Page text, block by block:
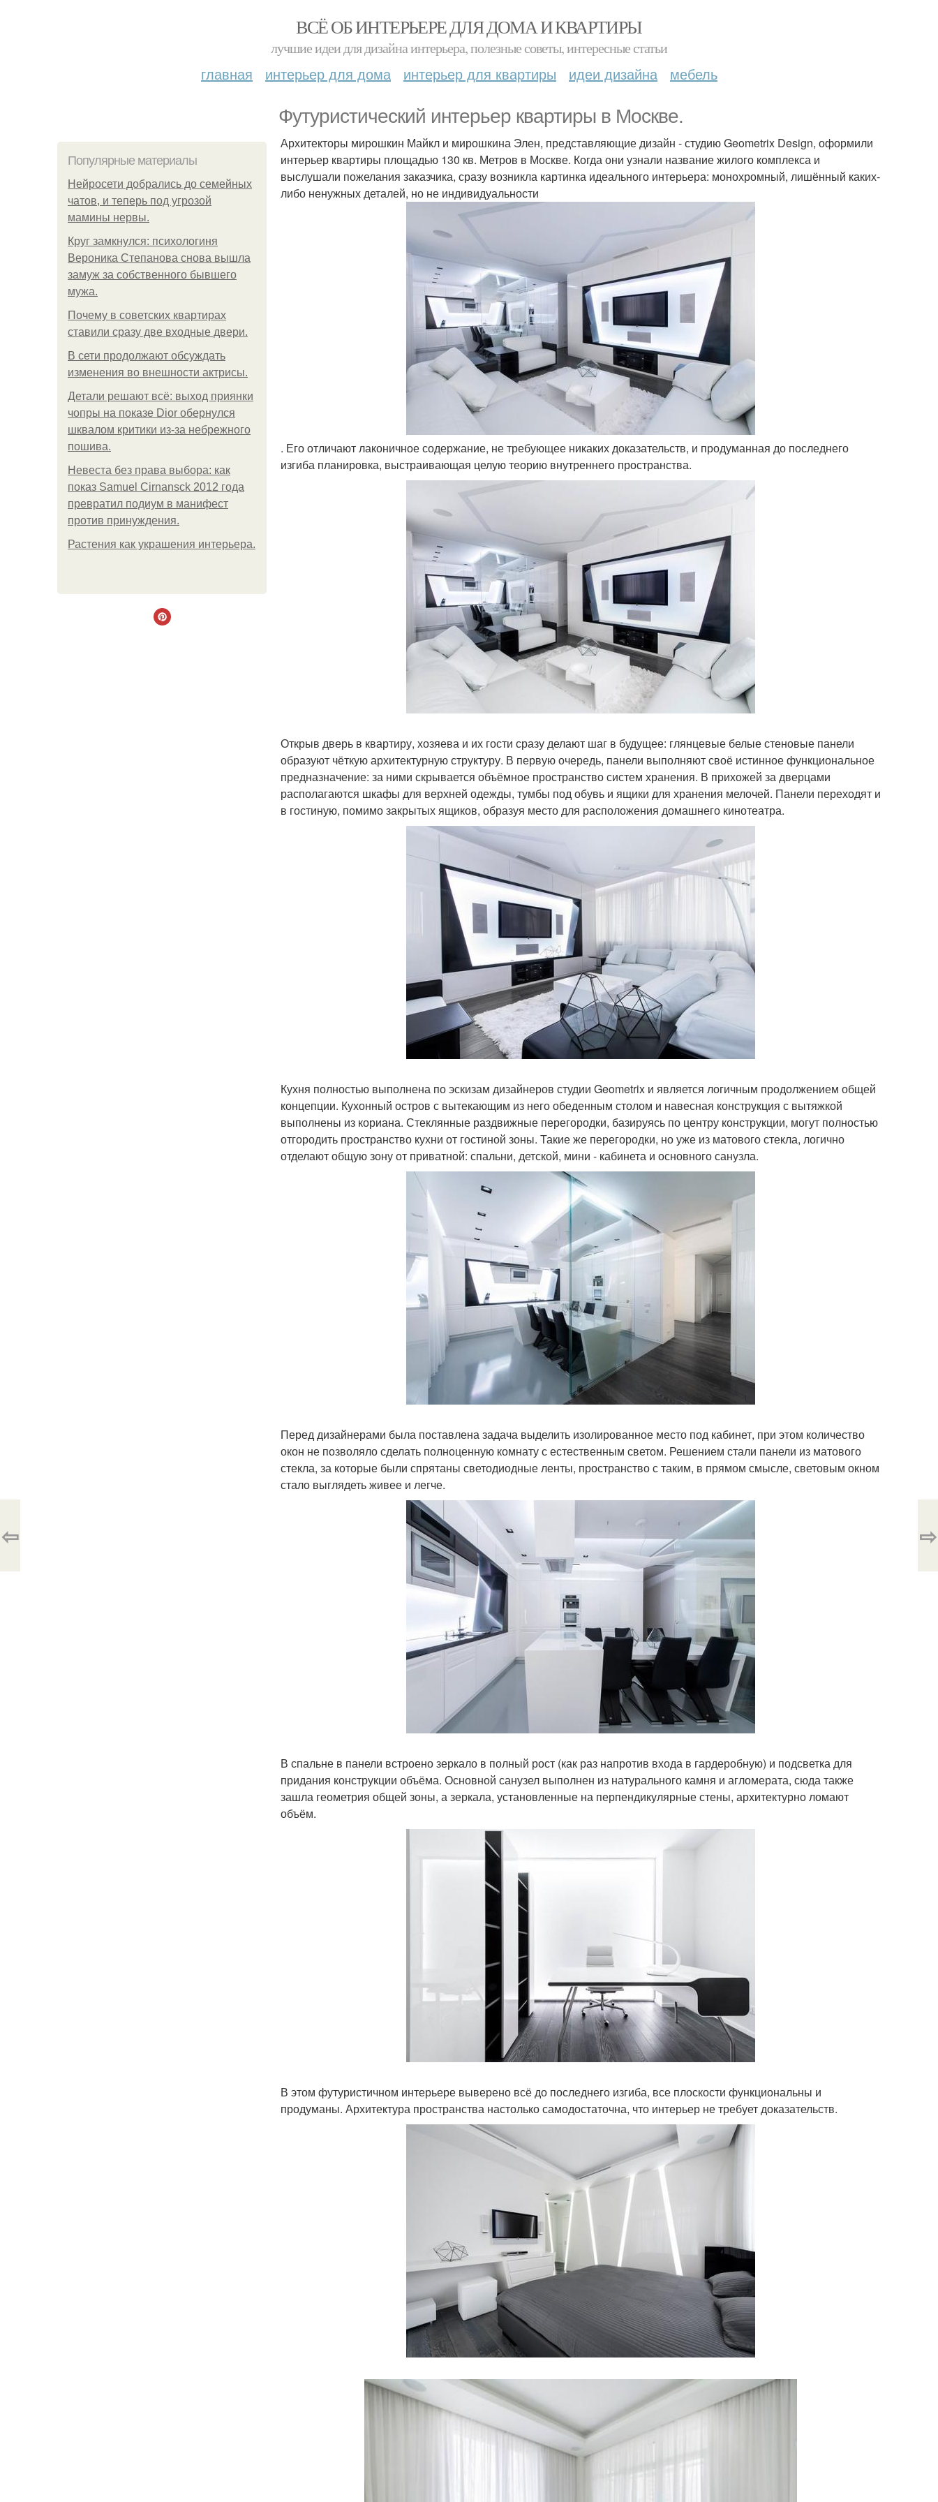
ВСЁ ОБ ИНТЕРЬЕРЕ ДЛЯ ДОМА И КВАРТИРЫ
лучшие идеи для дизайна интерьера, полезные советы, интересные статьи
главная интерьер для дома интерьер для квартиры идеи дизайна мебель
Футуристический интерьер квартиры в Москве.
Популярные материалы
Нейросети добрались до семейных
чатов, и теперь под угрозой
мамины нервы.
Круг замкнулся: психологиня
Вероника Степанова снова вышла
замуж за собственного бывшего
мужа.
Почему в советских квартирах
ставили сразу две входные двери.
В сети продолжают обсуждать
изменения во внешности актрисы.
Детали решают всё: выход приянки
чопры на показе Dior обернулся
шквалом критики из-за небрежного
пошива.
Невеста без права выбора: как
показ Samuel Cirnansck 2012 года
превратил подиум в манифест
против принуждения.
Растения как украшения интерьера.
Архитекторы мирошкин Майкл и мирошкина Элен, представляющие дизайн - студию Geometrix Design, оформили
интерьер квартиры площадью 130 кв. Метров в Москве. Когда они узнали название жилого комплекса и
выслушали пожелания заказчика, сразу возникла картинка идеального интерьера: монохромный, лишённый каких-
либо ненужных деталей, но не индивидуальности
. Его отличают лаконичное содержание, не требующее никаких доказательств, и продуманная до последнего
изгиба планировка, выстраивающая целую теорию внутреннего пространства.
Открыв дверь в квартиру, хозяева и их гости сразу делают шаг в будущее: глянцевые белые стеновые панели
образуют чёткую архитектурную структуру. В первую очередь, панели выполняют своё истинное функциональное
предназначение: за ними скрывается объёмное пространство систем хранения. В прихожей за дверцами
располагаются шкафы для верхней одежды, тумбы под обувь и ящики для хранения мелочей. Панели переходят и
в гостиную, помимо закрытых ящиков, образуя место для расположения домашнего кинотеатра.
Кухня полностью выполнена по эскизам дизайнеров студии Geometrix и является логичным продолжением общей
концепции. Кухонный остров с вытекающим из него обеденным столом и навесная конструкция с вытяжкой
выполнены из кориана. Стеклянные раздвижные перегородки, базируясь по центру конструкции, могут полностью
отгородить пространство кухни от гостиной зоны. Такие же перегородки, но уже из матового стекла, логично
отделают общую зону от приватной: спальни, детской, мини - кабинета и основного санузла.
Перед дизайнерами была поставлена задача выделить изолированное место под кабинет, при этом количество
окон не позволяло сделать полноценную комнату с естественным светом. Решением стали панели из матового
стекла, за которые были спрятаны светодиодные ленты, пространство с таким, в прямом смысле, световым окном
стало выглядеть живее и легче.
В спальне в панели встроено зеркало в полный рост (как раз напротив входа в гардеробную) и подсветка для
придания конструкции объёма. Основной санузел выполнен из натурального камня и агломерата, сюда также
зашла геометрия общей зоны, а зеркала, установленные на перпендикулярные стены, архитектурно ломают
объём.
В этом футуристичном интерьере выверено всё до последнего изгиба, все плоскости функциональны и
продуманы. Архитектура пространства настолько самодостаточна, что интерьер не требует доказательств.
⇦ ⇨